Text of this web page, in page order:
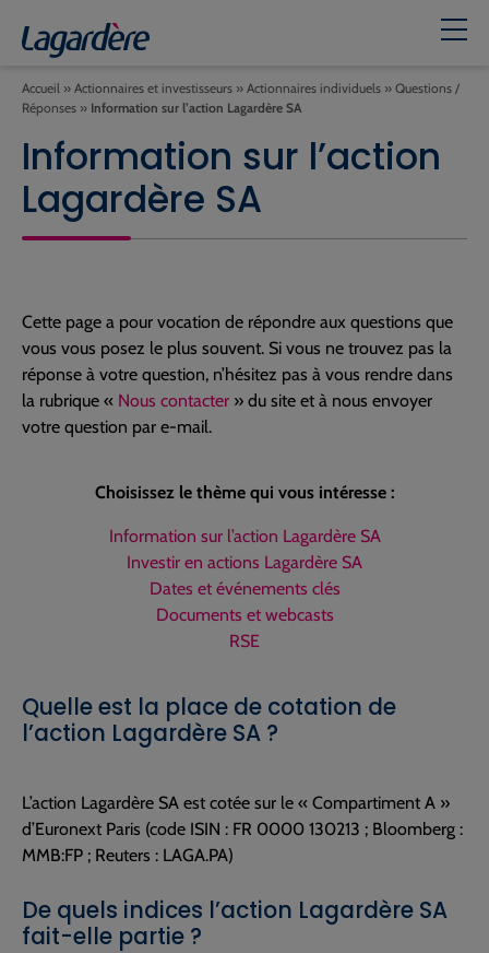
Accueil » Actionnaires et investisseurs » Actionnaires individuels » Questions /
Réponses » Information sur l’action Lagardère SA
Information sur l’action
Lagardère SA
Cette page a pour vocation de répondre aux questions que
vous vous posez le plus souvent. Si vous ne trouvez pas la
réponse à votre question, n’hésitez pas à vous rendre dans
la rubrique « Nous contacter » du site et à nous envoyer
votre question par e-mail.
Choisissez le thème qui vous intéresse :
Information sur l’action Lagardère SA
Investir en actions Lagardère SA
Dates et événements clés
Documents et webcasts
RSE
Quelle est la place de cotation de
l’action Lagardère SA ?
L’action Lagardère SA est cotée sur le « Compartiment A »
d’Euronext Paris (code ISIN : FR 0000 130213 ; Bloomberg :
MMB:FP ; Reuters : LAGA.PA)
De quels indices l’action Lagardère SA
fait-elle partie ?